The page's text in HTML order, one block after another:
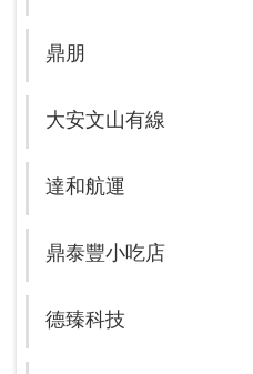
鼎朋
大安文山有線
達和航運
鼎泰豐小吃店
德臻科技